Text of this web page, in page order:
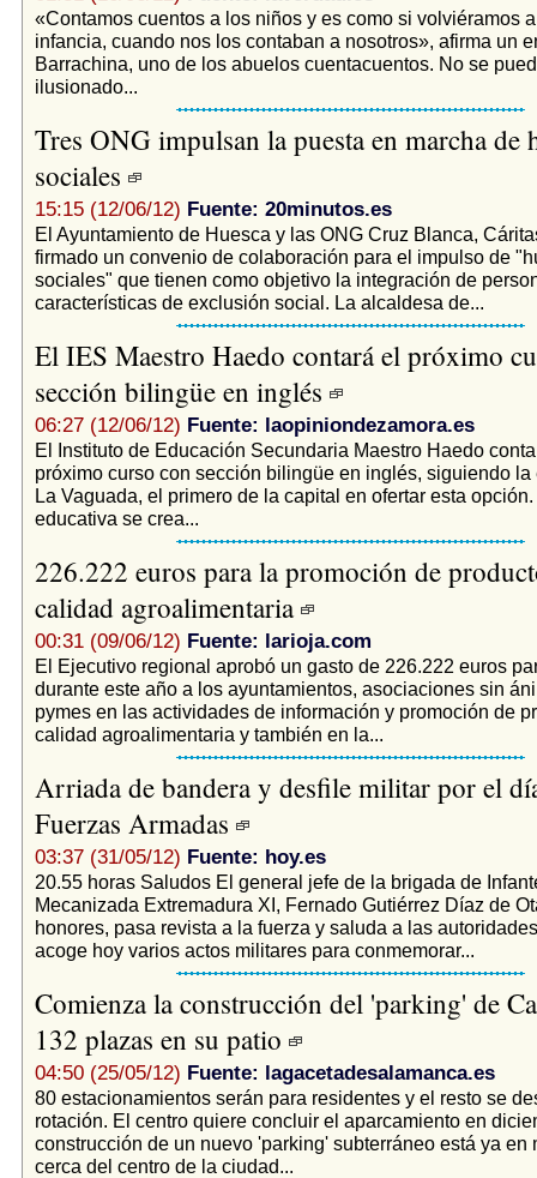
«Contamos cuentos a los niños y es como si volviéramos
infancia, cuando nos los contaban a nosotros», afirma un
Barrachina, uno de los abuelos cuentacuentos. No se
ilusionado...
Tres ONG impulsan la puesta en marcha de
sociales
15:15 (12/06/12) Fuente: 20minutos.es
El Ayuntamiento de Huesca y las ONG Cruz Blanca,
firmado un convenio de colaboración para el impulso de
sociales" que tienen como objetivo la integración de
características de exclusión social. La alcaldesa de...
El IES Maestro Haedo contará el próximo
sección bilingüe en inglés
06:27 (12/06/12) Fuente: laopiniondezamora.es
El Instituto de Educación Secundaria Maestro Haedo
próximo curso con sección bilingüe en inglés, siguiendo la
La Vaguada, el primero de la capital en ofertar esta
educativa se crea...
226.222 euros para la promoción de
calidad agroalimentaria
00:31 (09/06/12) Fuente: larioja.com
El Ejecutivo regional aprobó un gasto de 226.222 euros
durante este año a los ayuntamientos, asociaciones sin
pymes en las actividades de información y promoción de
calidad agroalimentaria y también en la...
Arriada de bandera y desfile militar por el
Fuerzas Armadas
03:37 (31/05/12) Fuente: hoy.es
20.55 horas Saludos El general jefe de la brigada de
Mecanizada Extremadura XI, Fernado Gutiérrez Díaz de
honores, pasa revista a la fuerza y saluda a las
acoge hoy varios actos militares para conmemorar...
Comienza la construcción del 'parking' de
132 plazas en su patio
04:50 (25/05/12) Fuente: lagacetadesalamanca.es
80 estacionamientos serán para residentes y el resto se
rotación. El centro quiere concluir el aparcamiento en
construcción de un nuevo 'parking' subterráneo está ya en
cerca del centro de la ciudad...